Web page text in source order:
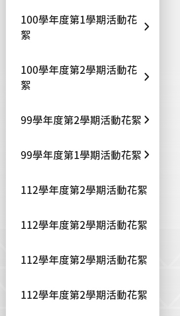
100學年度第1學期活動花
絮
100學年度第2學期活動花
絮
99學年度第2學期活動花絮
99學年度第1學期活動花絮
112學年度第2學期活動花絮
112學年度第2學期活動花絮
112學年度第2學期活動花絮
112學年度第2學期活動花絮